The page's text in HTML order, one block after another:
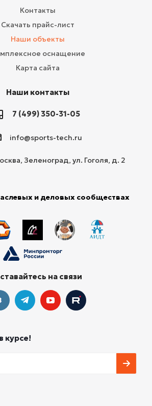
Контакты
Скачать прайс-лист
Наши объекты
оснащение
Карта сайта
Наши контакты
7 (499) 350-31-05
info@sports-tech.ru
Зеленоград, ул. Гоголя, д. 2
и деловых сообществах
на связи
курсе!